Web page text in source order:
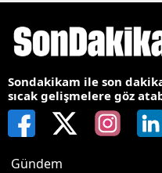
Sondakikam ile son
sıcak gelişmelere göz
Gündem